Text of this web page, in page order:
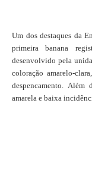
Um dos destaques da
primeira banana
desenvolvido pela
coloração amarelo-
despencamento. Além
amarela e baixa